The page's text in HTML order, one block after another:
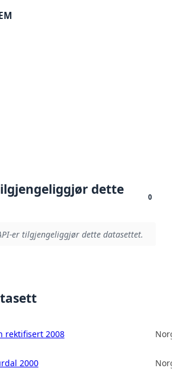
dette
0
er tilgjengeliggjør dette datasettet.
rektifisert 2008
2000